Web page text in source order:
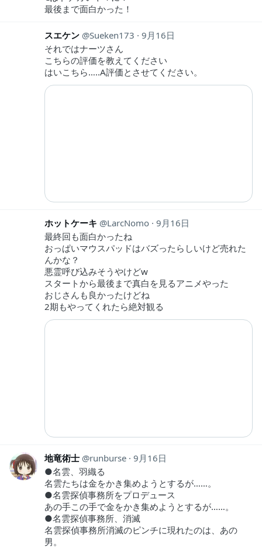
最後まで面白かった！
スエケン Sueken173
9月16日
それではナーツさん
こちらの評価を教えてください
はいこちら…..A評価とさせてください。
ホットケーキ LarcNomo 9月16日
最終回も面白かったね
おっぱいマウスパッドはバズったらしいけど売れた
んかな？
悪霊呼び込みそうやけどw
スタートから最後まで真白を見るアニメやった
おじさんも良かったけどね
2期もやってくれたら絶対観る
地竜術士 runburse 9月16日
●名雲、羽織る
名雲たちは金をかき集めようとするが……。
●名雲探偵事務所をプロデュース
あの手この手で金をかき集めようとするが……。
●名雲探偵事務所、消滅
名雲探偵事務所消滅のピンチに現れたのは、あの
男。